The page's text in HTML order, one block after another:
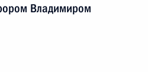
Владимиром